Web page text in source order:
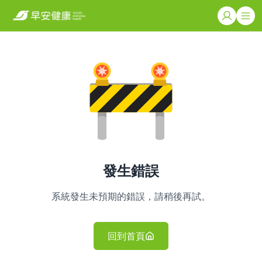
發生錯誤
系統發生未預期的錯誤，請稍後再試。
回到首頁